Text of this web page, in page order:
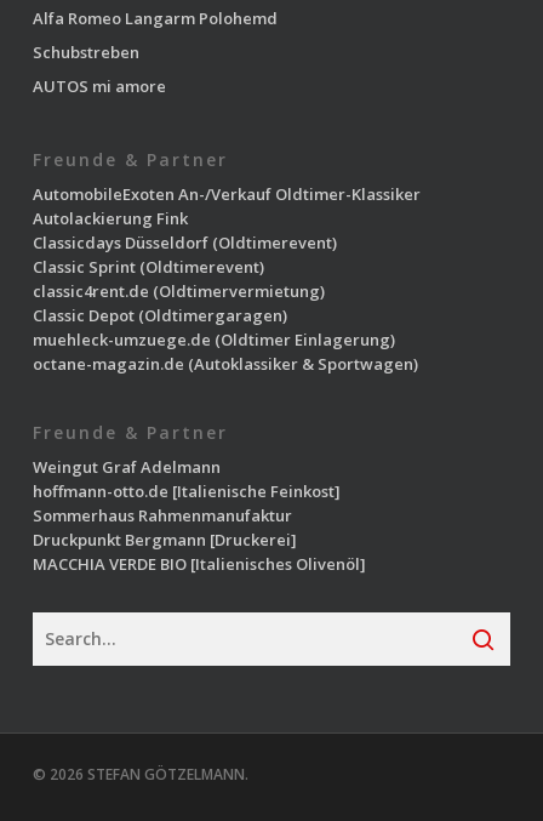
Alfa Romeo Langarm Polohemd
Schubstreben
AUTOS mi amore
Freunde & Partner
AutomobileExoten An-/Verkauf Oldtimer-Klassiker
Autolackierung Fink
Classicdays Düsseldorf(Oldtimerevent)
Classic Sprint(Oldtimerevent)
classic4rent.de (Oldtimervermietung)
Classic Depot(Oldtimergaragen)
muehleck-umzuege.de (Oldtimer Einlagerung)
octane-magazin.de (Autoklassiker & Sportwagen)
Freunde & Partner
Weingut Graf Adelmann
hoffmann-otto.de [Italienische Feinkost]
Sommerhaus Rahmenmanufaktur
Druckpunkt Bergmann [Druckerei]
MACCHIA VERDE BIO[Italienisches Olivenöl]
© 2026 STEFAN GÖTZELMANN.